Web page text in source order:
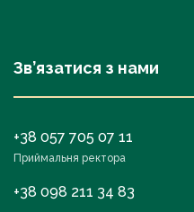
Зв’язатися з нами
+38 057 705 07 11
Приймальня ректора
+38 098 211 34 83